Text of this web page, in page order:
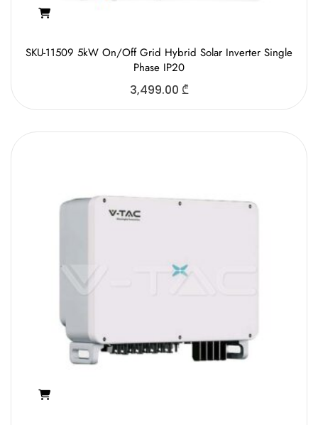
SKU-11509 5kW On/Off Grid Hybrid Solar Inverter Single
Phase IP20
3,499.00 ₾